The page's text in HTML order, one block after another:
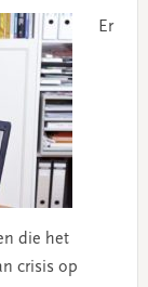
Er
die het
crisis op